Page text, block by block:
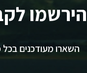
הירשמו
השארו מעודכנים